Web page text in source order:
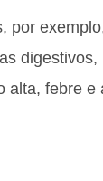
por
digestivos,
alta, febre e